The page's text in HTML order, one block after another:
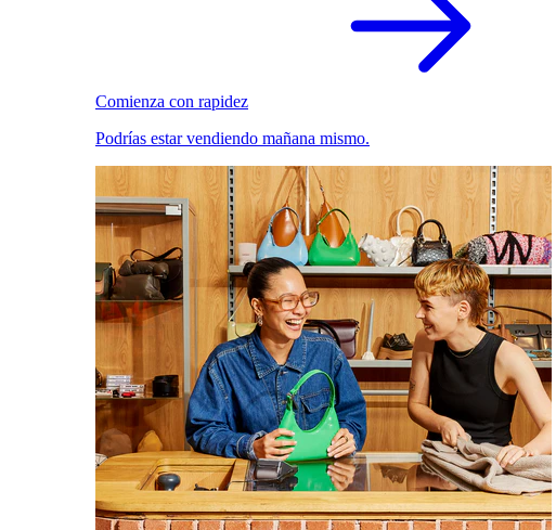
Comienza con rapidez
Podrías estar vendiendo mañana mismo.